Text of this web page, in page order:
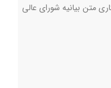
متن بیانیه شورای عالی